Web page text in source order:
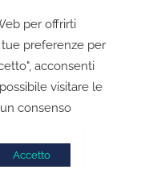
Privacy -
per offrirti
preferenze per
acconsenti
visitare le
consenso
Accetto